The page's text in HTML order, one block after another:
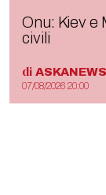
Onu: Kiev e
civili
di ASKANEWS
07/08/2026 20:00